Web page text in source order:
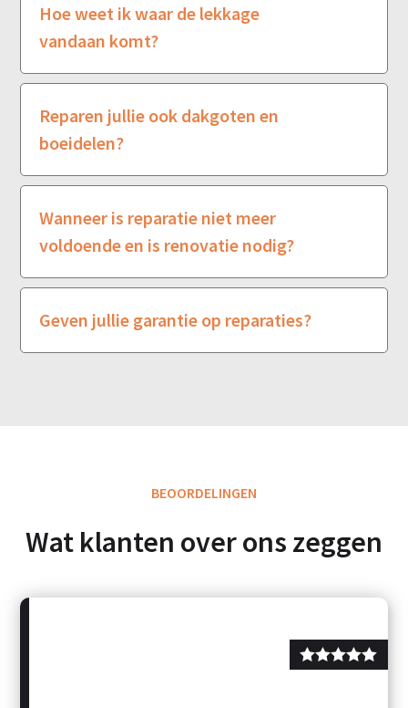
Hoe weet ik waar de lekkage
vandaan komt?
Reparen jullie ook dakgoten en
boeidelen?
Wanneer is reparatie niet meer
voldoende en is renovatie nodig?
Geven jullie garantie op reparaties?
BEOORDELINGEN
Wat klanten over ons zeggen